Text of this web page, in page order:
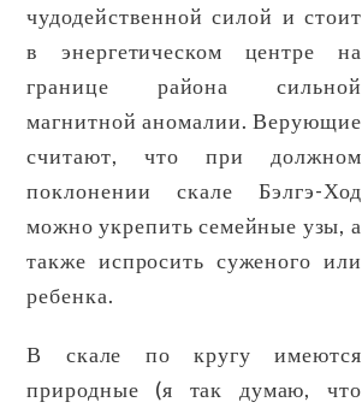
чудодейственной силой и стоит
в энергетическом центре на
границе района сильной
магнитной аномалии. Верующие
считают, что при должном
поклонении скале Бэлгэ-Ход
можно укрепить семейные узы, а
также испросить суженого или
ребенка.
В скале по кругу имеются
природные (я так думаю, что